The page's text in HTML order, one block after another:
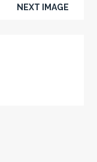
NEXT IMAGE